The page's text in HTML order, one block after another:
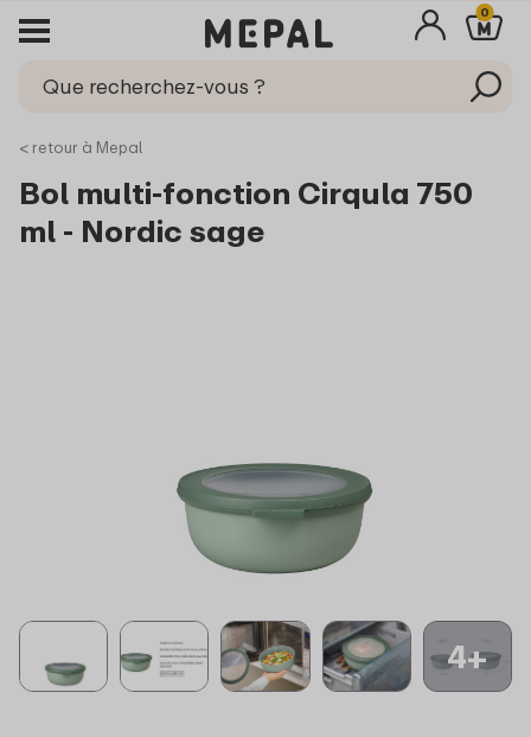
0
< retour à Mepal
Bol multi-fonction Cirqula 750
ml - Nordic sage
4+